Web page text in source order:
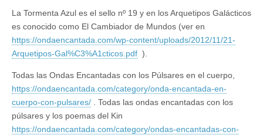
La Tormenta Azul es el sello nº 19 y en los Arquetipos Galácticos
es conocido como El Cambiador de Mundos (ver en
https://ondaencantada.com/wp-content/uploads/2012/11/21-
Arquetipos-Gal%C3%A1cticos.pdf ).
Todas las Ondas Encantadas con los Púlsares en el cuerpo,
https://ondaencantada.com/category/onda-encantada-en-
cuerpo-con-pulsares/ . Todas las ondas encantadas con los
púlsares y los poemas del Kin
https://ondaencantada.com/category/ondas-encantadas-con-